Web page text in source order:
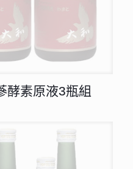
酵素原液3瓶組